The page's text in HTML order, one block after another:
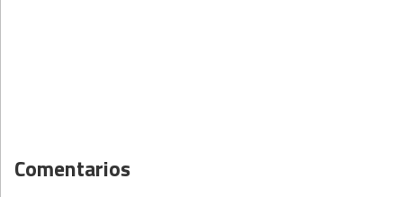
Comentarios